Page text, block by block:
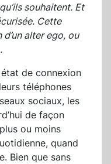
souhaitent. Et
Cette
alter ego, ou
de connexion
téléphones
sociaux, les
de façon
ou moins
quand
Bien que sans